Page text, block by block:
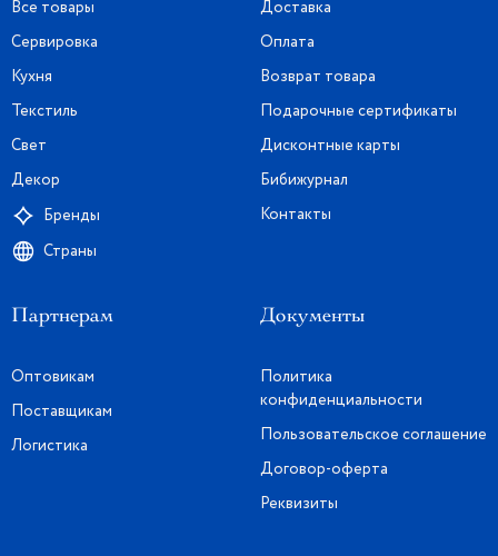
Все товары
Сервировка
Кухня
Текстиль
Свет
Декор
Бренды
Страны
Доставка
Оплата
Возврат товара
Подарочные сертификаты
Дисконтные карты
Бибижурнал
Контакты
Партнерам
Оптовикам
Поставщикам
Логистика
Документы
Политика
конфиденциальности
Пользовательское соглашение
Договор-оферта
Реквизиты